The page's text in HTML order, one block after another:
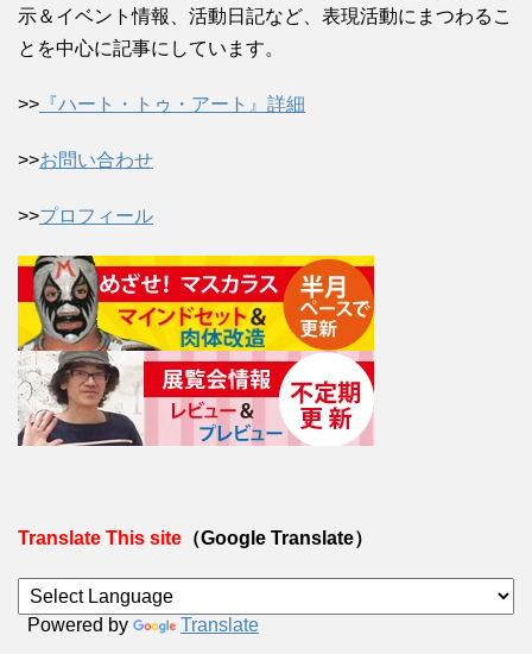
示＆イベント情報、活動日記など、表現活動にまつわるこ
とを中心に記事にしています。
>> 『ハート・トゥ・アート』詳細
>>お問い合わせ
>>プロフィール
Translate This site （Google Translate）
Powered by Translate